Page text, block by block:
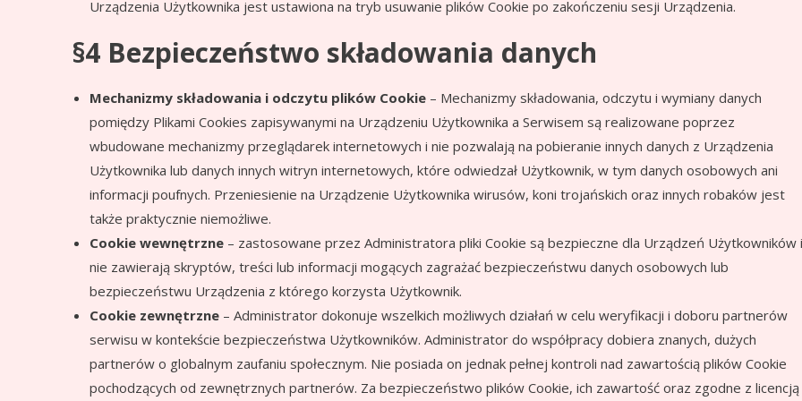
Urządzenia Użytkownika jest ustawiona na tryb usuwanie plików Cookie po zakończeniu sesji Urządzenia.
§4 Bezpieczeństwo składowania danych
Mechanizmy składowania i odczytu plików Cookie – Mechanizmy składowania, odczytu i wymiany danych
pomiędzy Plikami Cookies zapisywanymi na Urządzeniu Użytkownika a Serwisem są realizowane poprzez
wbudowane mechanizmy przeglądarek internetowych i nie pozwalają na pobieranie innych danych z Urządzenia
Użytkownika lub danych innych witryn internetowych, które odwiedzał Użytkownik, w tym danych osobowych ani
informacji poufnych. Przeniesienie na Urządzenie Użytkownika wirusów, koni trojańskich oraz innych robaków jest
także praktycznie niemożliwe.
Cookie wewnętrzne – zastosowane przez Administratora pliki Cookie są bezpieczne dla Urządzeń Użytkowników i
nie zawierają skryptów, treści lub informacji mogących zagrażać bezpieczeństwu danych osobowych lub
bezpieczeństwu Urządzenia z którego korzysta Użytkownik.
Cookie zewnętrzne – Administrator dokonuje wszelkich możliwych działań w celu weryfikacji i doboru partnerów
serwisu w kontekście bezpieczeństwa Użytkowników. Administrator do współpracy dobiera znanych, dużych
partnerów o globalnym zaufaniu społecznym. Nie posiada on jednak pełnej kontroli nad zawartością plików Cookie
pochodzących od zewnętrznych partnerów. Za bezpieczeństwo plików Cookie, ich zawartość oraz zgodne z licencją